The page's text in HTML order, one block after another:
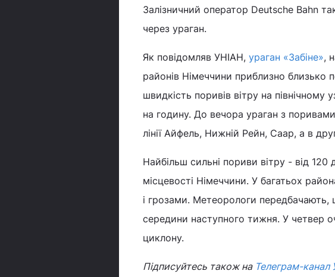
Залізничний оператор Deutsche Bahn
через ураган.
Як повідомляв УНІАН, ураган «Забіне»,
районів Німеччини приблизно
швидкість поривів вітру на
на годину. До вечора ураган з
лінії Айфель, Нижній Рейн, Саар, а в
Найбільш сильні пориви вітру - від 120
місцевості Німеччини. У багатьох
і грозами. Метеорологи передбачають,
середини наступного тижня. У четвер
циклону.
Підписуйтесь також на Телеграм-канал